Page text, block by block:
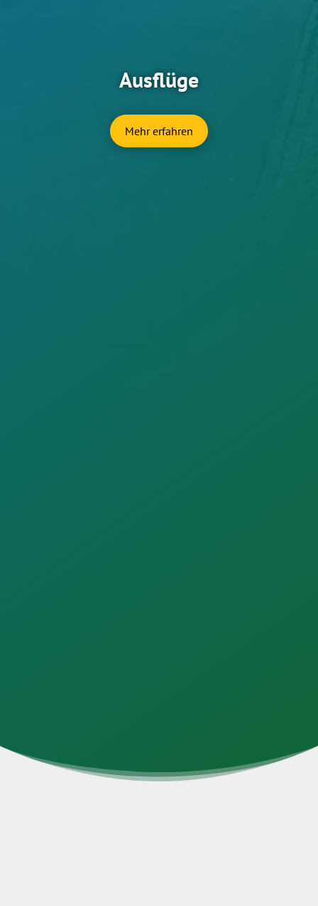
Ausflüge
Mehr erfahren